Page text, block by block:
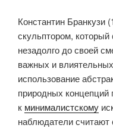
Константин
скульптором,
незадолго до своей
важных и
использование
природных концепций
к минималистскому
наблюдатели считают